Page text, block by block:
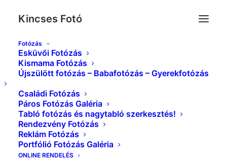
Kincses Fotó
Fotózás
Esküvői Fotózás
Kismama Fotózás
Újszülött fotózás – Babafotózás – Gyerekfotózás
Családi Fotózás
Páros Fotózás Galéria
Tabló fotózás és nagytabló szerkesztés!
Rendezvény Fotózás
Reklám Fotózás
Portfólió Fotózás Galéria
ONLINE RENDELÉS
IMG_0078_
Kezdőlap Rendezvény Fotózás IMG_0078_